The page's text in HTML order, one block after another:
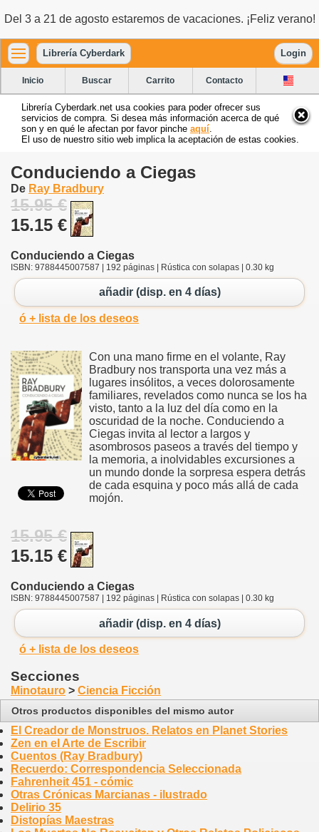
Del 3 a 21 de agosto estaremos de vacaciones. ¡Feliz verano!
Librería Cyberdark Login
Inicio Buscar Carrito Contacto
Librería Cyberdark.net usa cookies para poder ofrecer sus
servicios de compra. Si desea más información acerca de qué
son y en qué le afectan por favor pinche aquí
El uso de nuestro sitio web implica la aceptación de estas cookies.
Conduciendo a Ciegas
De Ray Bradbury
15.95 €
15.15 €
Conduciendo a Ciegas
ISBN: 9788445007587 | 192 páginas | Rústica con solapas | 0.30 kg
añadir (disp. en 4 días)
ó + lista de los deseos
Con una mano firme en el volante, Ray
Bradbury nos transporta una vez más a
lugares insólitos, a veces dolorosamente
familiares, revelados como nunca se los ha
visto, tanto a la luz del día como en la
oscuridad de la noche. Conduciendo a
Ciegas invita al lector a largos y
asombrosos paseos a través del tiempo y
la memoria, a inolvidables excursiones a
un mundo donde la sorpresa espera detrás
de cada esquina y poco más allá de cada
mojón.
15.95 €
15.15 €
Conduciendo a Ciegas
ISBN: 9788445007587 | 192 páginas | Rústica con solapas | 0.30 kg
añadir (disp. en 4 días)
ó + lista de los deseos
Secciones
Minotauro > Ciencia Ficción
Otros productos disponibles del mismo autor
El Creador de Monstruos. Relatos en Planet Stories
Zen en el Arte de Escribir
Cuentos (Ray Bradbury)
Recuerdo: Correspondencia Seleccionada
Fahrenheit 451 - cómic
Otras Crónicas Marcianas - ilustrado
Delirio 35
Distopías Maestras